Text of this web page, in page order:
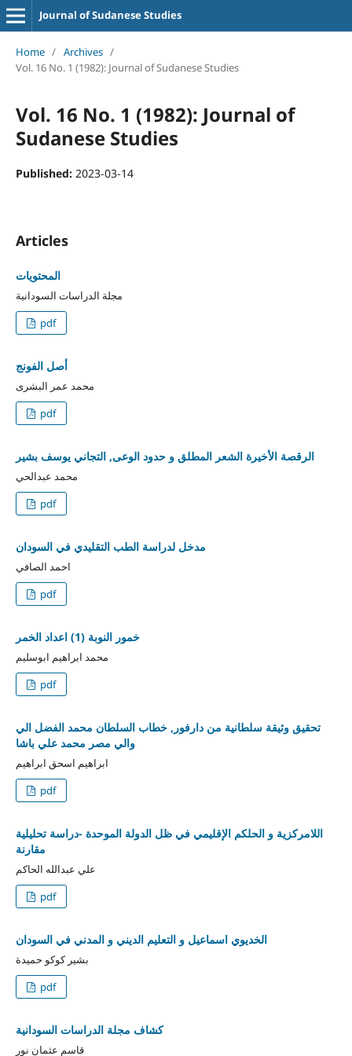
Journal of Sudanese Studies
Home / Archives /
Vol. 16 No. 1 (1982): Journal of Sudanese Studies
Vol. 16 No. 1 (1982): Journal of
Sudanese Studies
Published: 2023-03-14
Articles
المحتويات
مجلة الدراسات السودانية
pdf
أصل الفونج
محمد عمر البشرى
pdf
الرقصة الأخيرة الشعر المطلق و حدود الوعى, التجاني يوسف بشير
محمد عبدالحي
pdf
مدخل لدراسة الطب التقليدي في السودان
احمد الصافي
pdf
خمور النوبة (1) اعداد الخمر
محمد ابراهيم ابوسليم
pdf
تحقيق وثيقة سلطانية من دارفور, خطاب السلطان محمد الفضل الي
والي مصر محمد علي باشا
ابراهيم اسحق ابراهيم
pdf
اللامركزية و الحلكم الإقليمي في ظل الدولة الموحدة -دراسة تحليلية
مقارنة
علي عبدالله الحاكم
pdf
الخديوي اسماعيل و التعليم الديني و المدني في السودان
بشير كوكو حميدة
pdf
كشاف مجلة الدراسات السودانية
قاسم عثمان نور